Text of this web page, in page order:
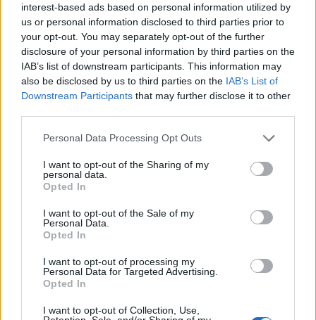
interest-based ads based on personal information utilized by
us or personal information disclosed to third parties prior to
your opt-out. You may separately opt-out of the further
disclosure of your personal information by third parties on the
IAB’s list of downstream participants. This information may
also be disclosed by us to third parties on the IAB’s List of
Downstream Participants that may further disclose it to other
Please note that this website/app uses one or more Google
not limited to your visit or usage behaviour. You may click to
grant or deny consent to Google and its third-party tags to
use your data for below specified purposes in below Google
consent section.
Personal Data Processing Opt Outs
I want to opt-out of the Sharing of my
personal data.
Opted In
I want to opt-out of the Sale of my
Personal Data.
Opted In
I want to opt-out of processing my
Personal Data for Targeted Advertising.
Opted In
I want to opt-out of Collection, Use,
ΟΙΚΟΝΟΜΙΑ